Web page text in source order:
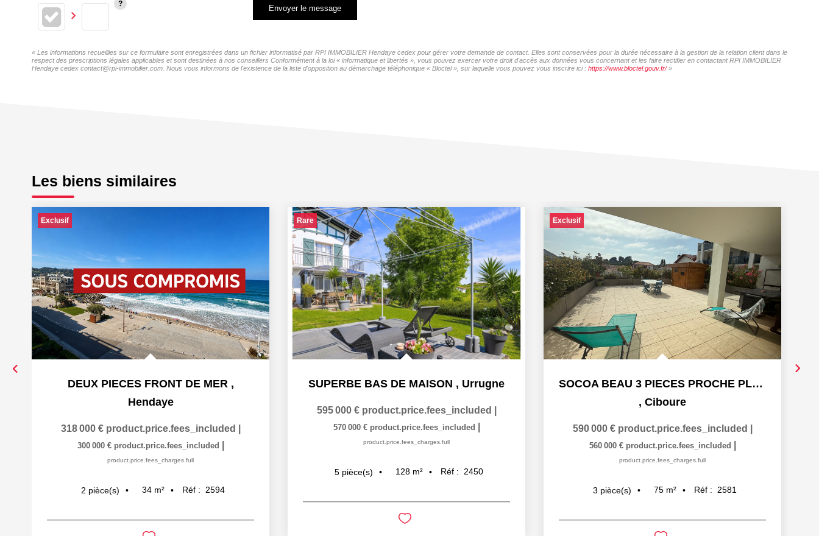
Envoyer le message
« Les informations recueillies sur ce formulaire sont enregistrées dans un fichier informatisé par RPI IMMOBILIER Hendaye cedex pour gérer votre demande de contact. Elles sont conservées pour la durée nécessaire à la gestion de la relation client dans le
respect des prescriptions légales applicables et sont destinées à nos conseillers Conformément à la loi « informatique et libertés », vous pouvez exercer votre droit d'accès aux données vous concernant et les faire rectifier en contactant RPI IMMOBILIER
Hendaye cedex contact@rpi-immobilier.com. Nous vous informons de l'existence de la liste d'opposition au démarchage téléphonique « Bloctel », sur laquelle vous pouvez vous inscrire ici : https://www.bloctel.gouv.fr/»
Les biens similaires
Exclusif
DEUX PIECES FRONT DE MER ,
Hendaye
318 000 € product.price.fees_included
300 000 € product.price.fees_included
product.price.fees_charges.full
2 pièce(s) 34 m² Réf : 2594
Rare
SUPERBE BAS DE MAISON , Urrugne
595 000 € product.price.fees_included
570 000 € product.price.fees_included
product.price.fees_charges.full
5 pièce(s) 128 m² Réf : 2450
Exclusif
SOCOA BEAU 3 PIECES PROCHE PLAGE
, Ciboure
590 000 € product.price.fees_included
560 000 € product.price.fees_included
product.price.fees_charges.full
3 pièce(s) 75 m² Réf : 2581